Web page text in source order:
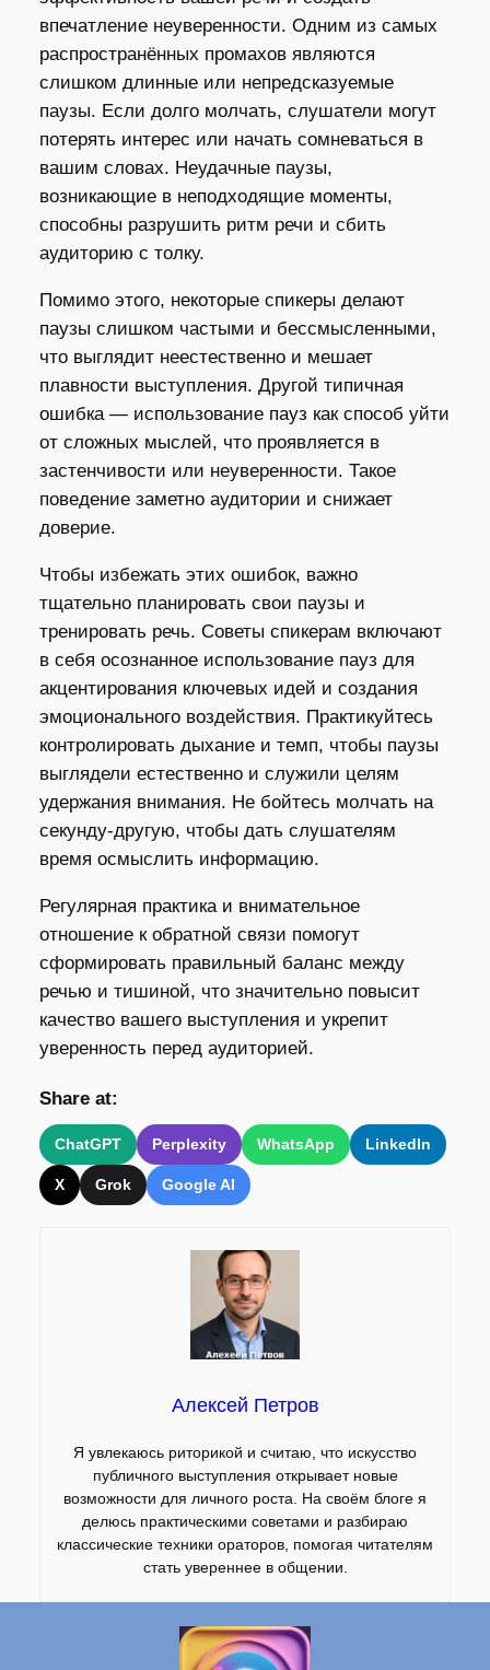
впечатление неуверенности. Одним из самых
распространённых промахов являются
слишком длинные или непредсказуемые
паузы. Если долго молчать, слушатели могут
потерять интерес или начать сомневаться в
вашим словах. Неудачные паузы,
возникающие в неподходящие моменты,
способны разрушить ритм речи и сбить
аудиторию с толку.
Помимо этого, некоторые спикеры делают
паузы слишком частыми и бессмысленными,
что выглядит неестественно и мешает
плавности выступления. Другой типичная
ошибка — использование пауз как способ уйти
от сложных мыслей, что проявляется в
застенчивости или неуверенности. Такое
поведение заметно аудитории и снижает
доверие.
Чтобы избежать этих ошибок, важно
тщательно планировать свои паузы и
тренировать речь. Советы спикерам включают
в себя осознанное использование пауз для
акцентирования ключевых идей и создания
эмоционального воздействия. Практикуйтесь
контролировать дыхание и темп, чтобы паузы
выглядели естественно и служили целям
удержания внимания. Не бойтесь молчать на
секунду-другую, чтобы дать слушателям
время осмыслить информацию.
Регулярная практика и внимательное
отношение к обратной связи помогут
сформировать правильный баланс между
речью и тишиной, что значительно повысит
качество вашего выступления и укрепит
уверенность перед аудиторией.
Share at:
ChatGPT Perplexity WhatsApp LinkedIn
X Grok Google AI
Алексей Петров
Я увлекаюсь риторикой и считаю, что искусство
публичного выступления открывает новые
возможности для личного роста. На своём блоге я
делюсь практическими советами и разбираю
классические техники ораторов, помогая читателям
стать увереннее в общении.